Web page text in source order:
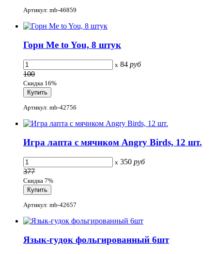
Артикул: mb-46859
Горн Me to You, 8 штук
x 84 руб
100
Скидка 16%
Артикул: mb-42756
Игра лапта с мячиком Angry Birds, 12 шт.
x 350 руб
377
Скидка 7%
Артикул: mb-42657
Язык-гудок фольгированный 6шт